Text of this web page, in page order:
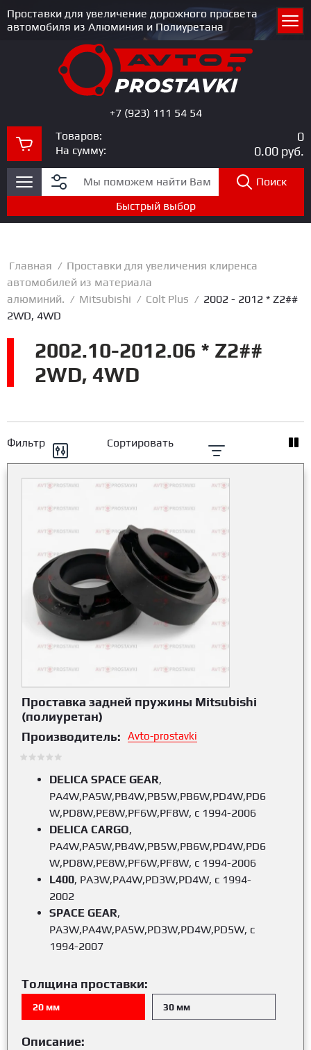
Проставки для увеличение дорожного просвета
автомобиля из Алюминия и Полиуретана
Поиск
+7 (923) 111 54 54
Товаров:
0
На сумму: 0.00 руб.
Быстрый выбор
Главная / Проставки для увеличения клиренса
автомобилей из материала
алюминий. / Mitsubishi / Colt Plus / 2002 - 2012 * Z2##
2WD, 4WD
2002.10-2012.06 * Z2##
2WD, 4WD
Фильтр Сортировать
Проставка задней пружины Mitsubishi
(полиуретан)
Производитель:
Avto-prostavki
DELICA SPACE GEAR,
PA4W,PA5W,PB4W,PB5W,PB6W,PD4W,PD6
W,PD8W,PE8W,PF6W,PF8W, с 1994-2006
DELICA CARGO,
PA4W,PA5W,PB4W,PB5W,PB6W,PD4W,PD6
W,PD8W,PE8W,PF6W,PF8W, с 1994-2006
L400, PA3W,PA4W,PD3W,PD4W, с 1994-
2002
SPACE GEAR,
PA3W,PA4W,PA5W,PD3W,PD4W,PD5W, с
1994-2007
Толщина проставки:
20 мм 30 мм
Описание: